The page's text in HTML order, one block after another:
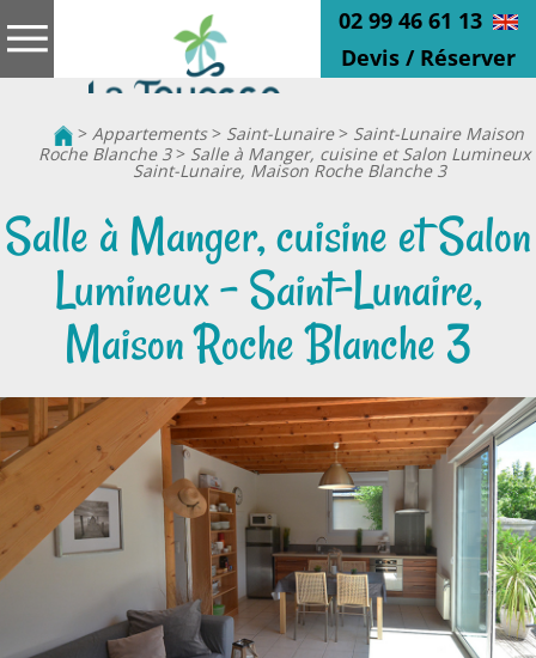
02 99 46 61 13
Devis / Réserver
> Appartements> Saint-Lunaire> Saint-Lunaire Maison
Roche Blanche 3> Salle à Manger, cuisine et Salon Lumineux
Saint-Lunaire, Maison Roche Blanche 3
Salle à Manger, cuisine et Salon
Lumineux - Saint-Lunaire,
Maison Roche Blanche 3